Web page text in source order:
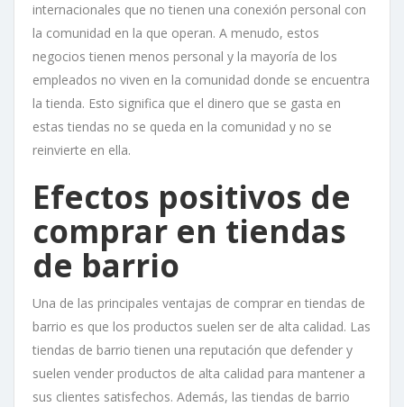
internacionales que no tienen una conexión personal con
la comunidad en la que operan. A menudo, estos
negocios tienen menos personal y la mayoría de los
empleados no viven en la comunidad donde se encuentra
la tienda. Esto significa que el dinero que se gasta en
estas tiendas no se queda en la comunidad y no se
reinvierte en ella.
Efectos positivos de
comprar en tiendas
de barrio
Una de las principales ventajas de comprar en tiendas de
barrio es que los productos suelen ser de alta calidad. Las
tiendas de barrio tienen una reputación que defender y
suelen vender productos de alta calidad para mantener a
sus clientes satisfechos. Además, las tiendas de barrio